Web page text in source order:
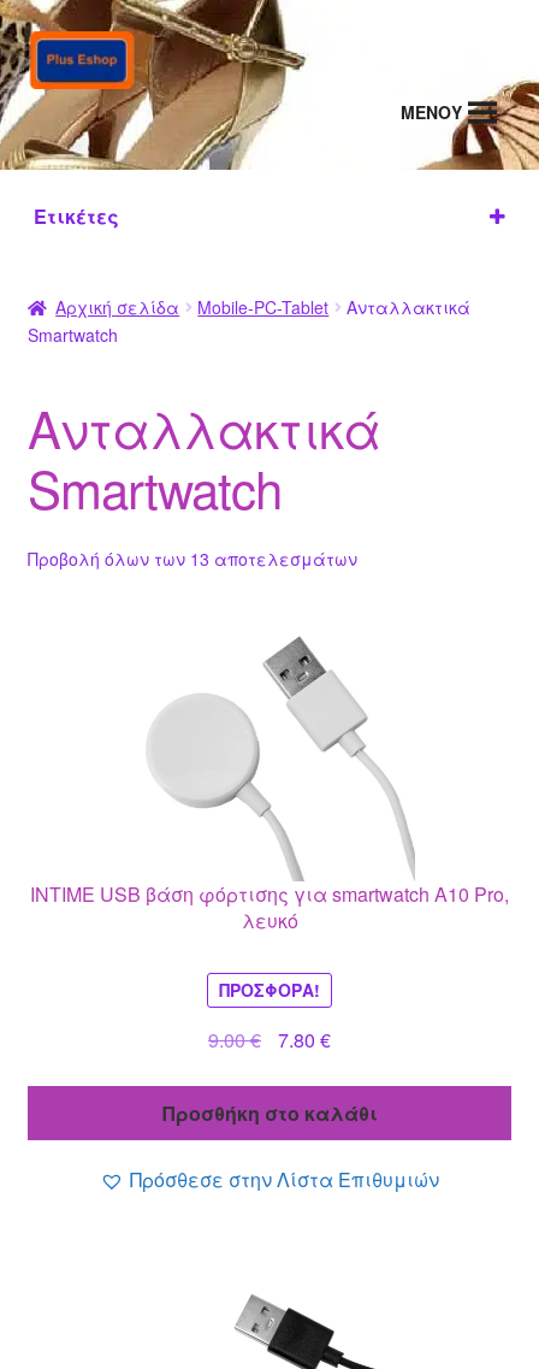
Απευθείας
μετάβαση
στην
πλοήγηση
Μετάβαση
σε
περιεχόμενο
MENΟΥ
Ετικέτες
διο
φόρτισ
κι
(5)
Αρχική σελίδα Mobile-PC-Tablet
Ανταλλακτικά
Smartwatch
Ανταλλακτικά
Smartwatch
Προβολή όλων των 13 αποτελεσμάτων
INTIME USB βάση φόρτισης για smartwatch A10 Pro,
λευκό
ΠΡΟΣΦΟΡΆ!
9.00€
Original
9.00 €.
7.80 €Η
είναι:
Προσθήκη στο καλάθι
Πρόσθεσε στην Λίστα Επιθυμιών